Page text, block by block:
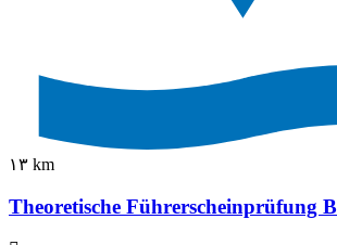
١٣ km
Theoretische Führerscheinprüfung